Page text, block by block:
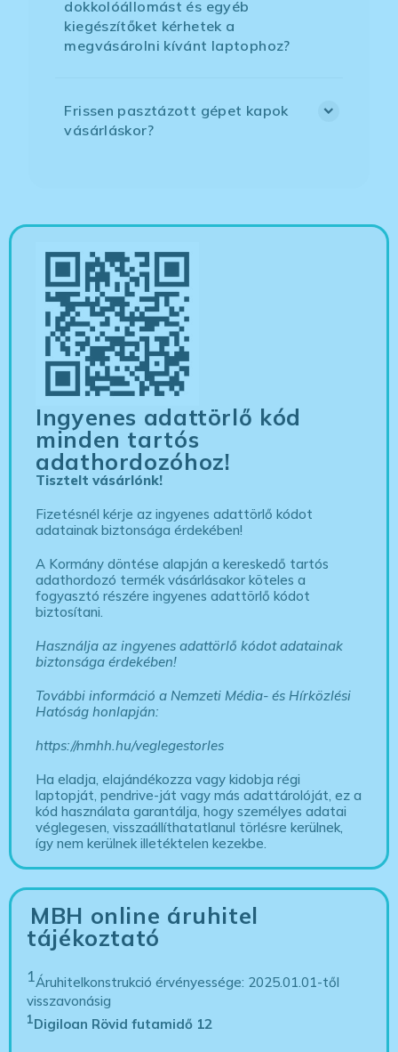
dokkolóállomást és egyéb
kiegészítőket kérhetek a
megvásárolni kívánt laptophoz?
Frissen pasztázott gépet kapok
vásárláskor?
Ingyenes adattörlő kód
minden tartós
adathordozóhoz!
Tisztelt vásárlónk!
Fizetésnél kérje az ingyenes adattörlő kódot
adatainak biztonsága érdekében!
A Kormány döntése alapján a kereskedő tartós
adathordozó termék vásárlásakor köteles a
fogyasztó részére ingyenes adattörlő kódot
biztosítani.
Használja az ingyenes adattörlő kódot adatainak
biztonsága érdekében!
További információ a Nemzeti Média- és Hírközlési
Hatóság honlapján:
https://nmhh.hu/veglegestorles
Ha eladja, elajándékozza vagy kidobja régi
laptopját, pendrive-ját vagy más adattárolóját, ez a
kód használata garantálja, hogy személyes adatai
véglegesen, visszaállíthatatlanul törlésre kerülnek,
így nem kerülnek illetéktelen kezekbe.
MBH online áruhitel
tájékoztató
1Áruhitelkonstrukció érvényessége: 2025.01.01-től
visszavonásig
1Digiloan Rövid futamidő 12